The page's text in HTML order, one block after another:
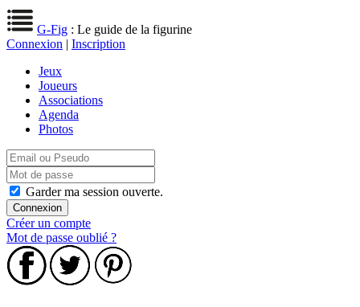
G-Fig : Le guide de la figurine
Connexion | Inscription
Jeux
Joueurs
Associations
Agenda
Photos
Garder ma session ouverte.
Créer un compte
Mot de passe oublié ?